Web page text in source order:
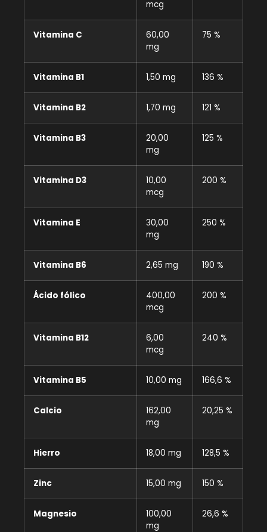
mcg
Vitamina C
60,00
mg
75 %
Vitamina B1 1,50 mg 136 %
Vitamina B2 1,70 mg 121 %
Vitamina B3
20,00
mg
125 %
Vitamina D3
10,00
mcg
200 %
Vitamina E
30,00
mg
250 %
Vitamina B6 2,65 mg 190 %
Ácido fólico
400,00
mcg
200 %
Vitamina B12
6,00
mcg
240 %
Vitamina B5 10,00 mg 166,6 %
Calcio
162,00
mg
20,25 %
Hierro 18,00 mg 128,5 %
Zinc 15,00 mg 150 %
Magnesio
100,00
mg
26,6 %